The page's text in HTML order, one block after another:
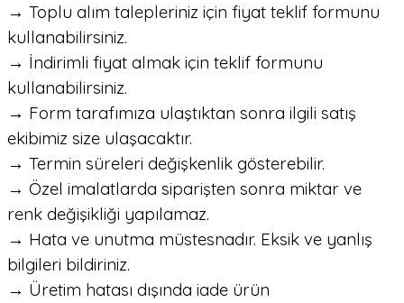
→ Toplu alım talepleriniz için fiyat teklif formunu
kullanabilirsiniz.
→ İndirimli fiyat almak için teklif formunu
kullanabilirsiniz.
→ Form tarafımıza ulaştıktan sonra ilgili satış
ekibimiz size ulaşacaktır.
→ Termin süreleri değişkenlik gösterebilir.
→ Özel imalatlarda siparişten sonra miktar ve
renk değişikliği yapılamaz.
→ Hata ve unutma müstesnadır. Eksik ve yanlış
bilgileri bildiriniz.
→ Üretim hatası dışında iade ürün